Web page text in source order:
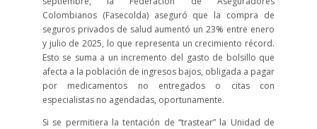
Colombianos (Fasecolda) aseguró que la compra de
seguros privados de salud aumentó un 23% entre enero
y julio de 2025, lo que representa un crecimiento récord.
Esto se suma a un incremento del gasto de bolsillo que
afecta a la población de ingresos bajos, obligada a pagar
por medicamentos no entregados o citas con
especialistas no agendadas, oportunamente.
Si se permitiera la tentación de “trastear” la Unidad de